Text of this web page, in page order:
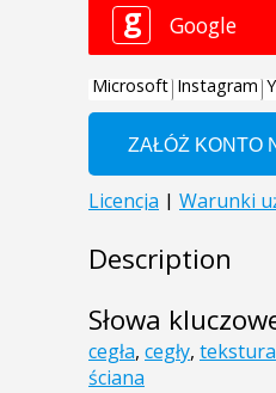
Description
Słowa
cegła, cegły, tekstura
ściana